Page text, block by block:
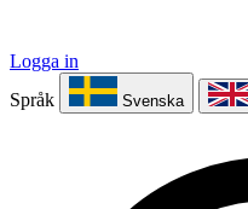
Logga in
Språk
Svenska